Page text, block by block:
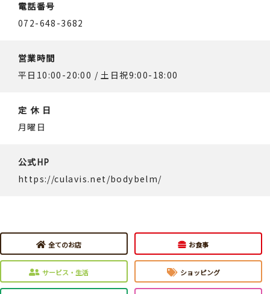
電話番号
072-648-3682
営業時間
平日10:00-20:00 / 土日祝9:00-18:00
定 休 日
月曜日
公式HP
https://culavis.net/bodybelm/
全てのお店 お食事
サービス・生活 ショッピング